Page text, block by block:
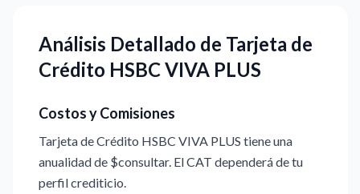
Análisis Detallado de Tarjeta de
Crédito HSBC VIVA PLUS
Costos y Comisiones
Tarjeta de Crédito HSBC VIVA PLUS tiene una
anualidad de $consultar. El CAT dependerá de tu
perfil crediticio.